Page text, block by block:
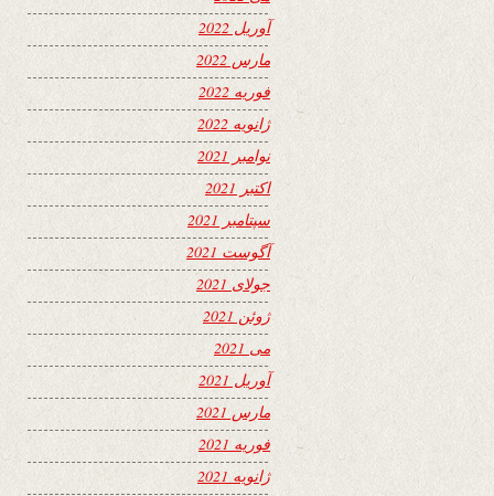
آوریل 2022
مارس 2022
فوریه 2022
ژانویه 2022
نوامبر 2021
اکتبر 2021
سپتامبر 2021
آگوست 2021
جولای 2021
ژوئن 2021
می 2021
آوریل 2021
مارس 2021
فوریه 2021
ژانویه 2021